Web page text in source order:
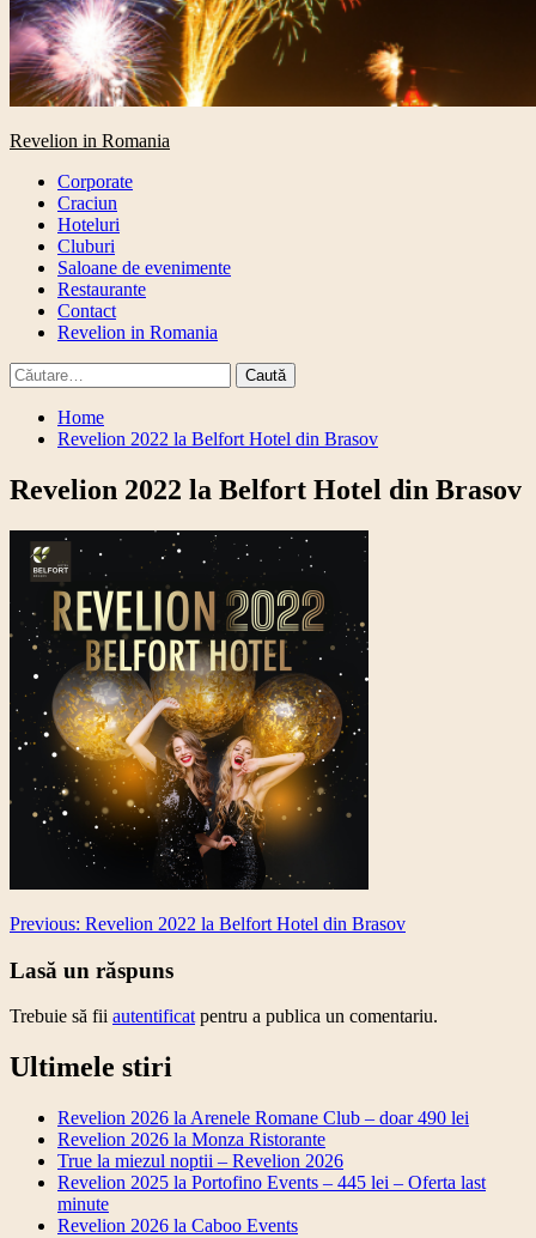
Primary
Revelion in Romania
Corporate
Craciun
Hoteluri
Cluburi
Saloane de evenimente
Restaurante
Contact
Revelion in Romania
Caută
după:
Home
Revelion 2022 la Belfort Hotel din Brasov
Revelion 2022 la Belfort Hotel din Brasov
Post
navigation
Previous: Revelion 2022 la Belfort Hotel din Brasov
Lasă un răspuns
Trebuie să fii autentificat pentru a publica un comentariu.
Ultimele stiri
Revelion 2026 la Arenele Romane Club – doar 490 lei
Revelion 2026 la Monza Ristorante
True la miezul noptii – Revelion 2026
Revelion 2025 la Portofino Events – 445 lei – Oferta last
minute
Revelion 2026 la Caboo Events